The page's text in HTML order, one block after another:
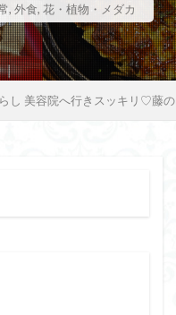
, 外食, 花・植物・メダカ
し 美容院へ行きスッキリ♡藤